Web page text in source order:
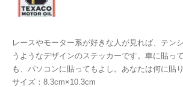
レースやモーター系が好きな人が見れば、テン
うようなデザインのステッカーです。車に貼っ
も、パソコンに貼ってもよし。あなたは何に貼
サイズ：8.3cm×10.3cm